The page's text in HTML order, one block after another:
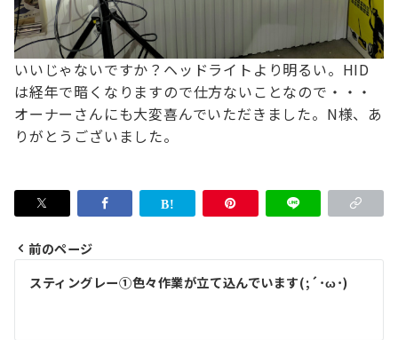
いいじゃないですか？ヘッドライトより明るい。 HID
は経年で暗くなりますので仕方ないことなので・・・
オーナーさんにも大変喜んでいただきました。 N様、あ
りがとうございました。
投
前のページ
スティングレー①色々作業が立て込んでいます(;´･ω･)